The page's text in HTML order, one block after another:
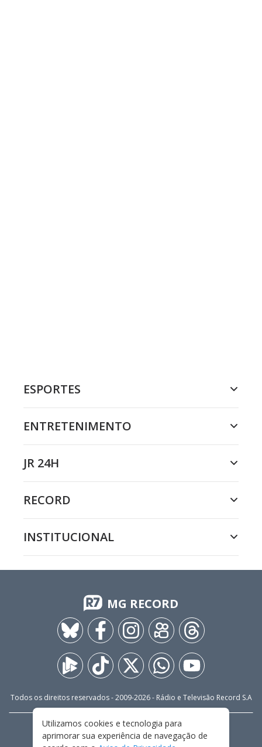
ESPORTES
ENTRETENIMENTO
JR 24H
RECORD
INSTITUCIONAL
MG RECORD
Todos os direitos reservados - 2009-2026- Rádio e Televisão Record S.A
FALE CONOSCO
PRIVACIDADE
TERMOS E CONDIÇÕES DE USO
Utilizamos cookies e tecnologia para
aprimorar sua experiência de navegação de